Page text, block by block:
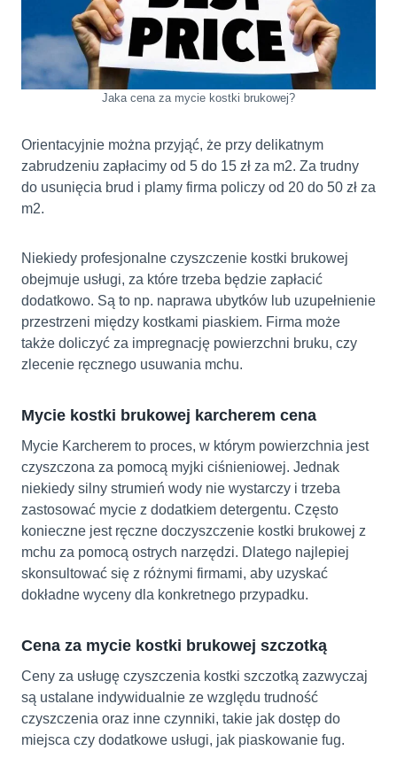
Jaka cena za mycie kostki brukowej?
Orientacyjnie można przyjąć, że przy delikatnym
zabrudzeniu zapłacimy od 5 do 15 zł za m2. Za trudny
do usunięcia brud i plamy firma policzy od 20 do 50 zł za
m2.
Niekiedy profesjonalne czyszczenie kostki brukowej
obejmuje usługi, za które trzeba będzie zapłacić
dodatkowo. Są to np. naprawa ubytków lub uzupełnienie
przestrzeni między kostkami piaskiem. Firma może
także doliczyć za impregnację powierzchni bruku, czy
zlecenie ręcznego usuwania mchu.
Mycie kostki brukowej karcherem cena
Mycie Karcherem to proces, w którym powierzchnia jest
czyszczona za pomocą myjki ciśnieniowej. Jednak
niekiedy silny strumień wody nie wystarczy i trzeba
zastosować mycie z dodatkiem detergentu. Często
konieczne jest ręczne doczyszczenie kostki brukowej z
mchu za pomocą ostrych narzędzi. Dlatego najlepiej
skonsultować się z różnymi firmami, aby uzyskać
dokładne wyceny dla konkretnego przypadku.
Cena za mycie kostki brukowej szczotką
Ceny za usługę czyszczenia kostki szczotką zazwyczaj
są ustalane indywidualnie ze względu trudność
czyszczenia oraz inne czynniki, takie jak dostęp do
miejsca czy dodatkowe usługi, jak piaskowanie fug.